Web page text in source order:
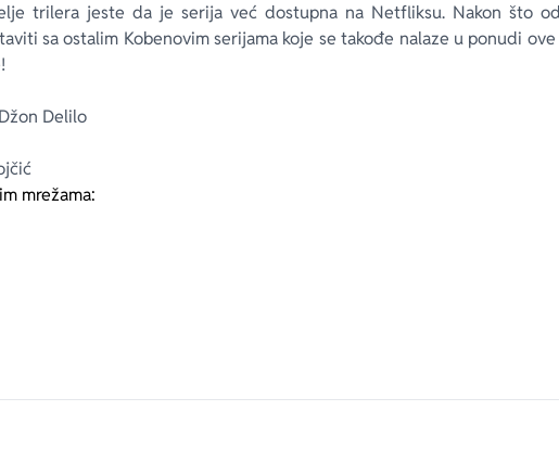
trilera jeste da je serija već dostupna na Netfliksu. Nakon što
sa ostalim Kobenovim serijama koje se takođe nalaze u ponudi
Delilo
mrežama: